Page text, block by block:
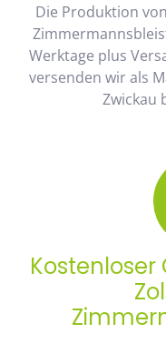
Die Produktion
Werktage plus
versenden wir als
Zwickau
Kostenloser